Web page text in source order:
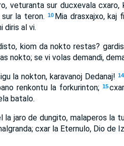
veturanta sur ducxevala cxaro,
la teron.
10 Mia drasxajxo, kaj
diris al vi.
kiom da nokto restas?
nokto; se vi volas demandi,
la nokton, karavanoj Dedanaj! 14
renkontu la forkurinton; 15
batalo.
la jaro de dungito, malaperos la
cxar la Eternulo, Dio de